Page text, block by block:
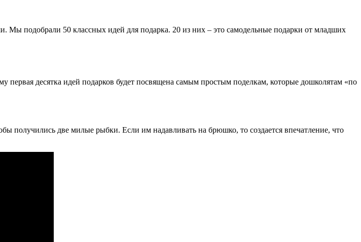
Мы подобрали 50 классных идей для подарка. 20 из них – это самодельные подарки от младших
первая десятка идей подарков будет посвящена самым простым поделкам, которые дошколятам «по
получились две милые рыбки. Если им надавливать на брюшко, то создается впечатление, что